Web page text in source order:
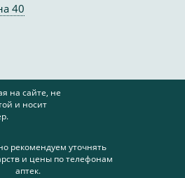
40
на сайте, не
и носит
рекомендуем уточнять
и цены по телефонам
аптек.